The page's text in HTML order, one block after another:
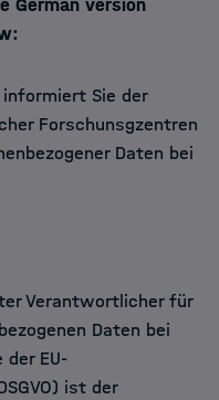
German version
Sie der
Forschunsgzentren
Daten bei
Verantwortlicher für
Daten bei
der EU-
ist der